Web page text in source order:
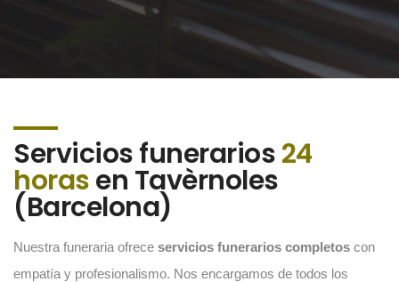
Servicios funerarios24
horasen Tavèrnoles
(Barcelona)
Nuestra funeraria ofrece servicios funerarios completos con
empatía y profesionalismo. Nos encargamos de todos los